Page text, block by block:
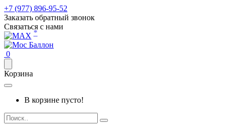
+7 (977) 896-95-52
Заказать обратный звонок
Связаться с нами
*
0
Корзина
В корзине пусто!